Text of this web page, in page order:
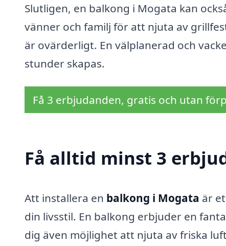
Slutligen, en balkong i Mogata kan
vänner och familj för att njuta av
är ovärderligt. En välplanerad och
stunder skapas.
Få 3 erbjudanden, gratis och utan
Få alltid minst 3
Att installera en balkong i Mogata är
din livsstil. En balkong erbjuder en
dig även möjlighet att njuta av friska